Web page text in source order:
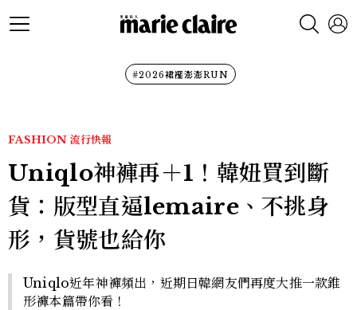
#2026裙襬澎澎RUN
FASHION 流行快報
Uniqlo神褲再＋1！韓妞買到斷
貨：版型直逼lemaire、不挑身
形，貨號也給你
Uniqlo近年神褲頻出，近期日韓網友們再度大推一款錐
形褲本篇帶你看！